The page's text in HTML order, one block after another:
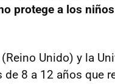
protege a los
Unido) y la
8 a 12 años que